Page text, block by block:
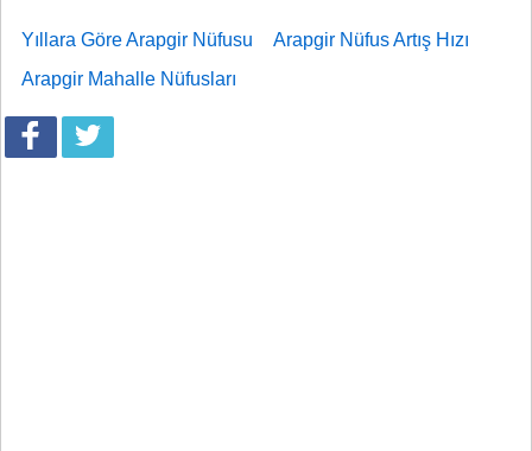
Yıllara Göre Arapgir Nüfusu
Arapgir Nüfus Artış Hızı
Arapgir Mahalle Nüfusları